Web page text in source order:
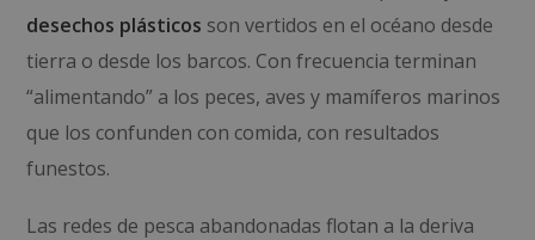
desechos plásticos son vertidos en el océano desde
tierra o desde los barcos. Con frecuencia terminan
“alimentando” a los peces, aves y mamíferos marinos
que los confunden con comida, con resultados
funestos.
Las redes de pesca abandonadas flotan a la deriva